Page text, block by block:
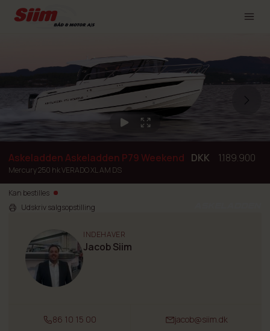
Askeladden Askeladden P79 Weekend
Mercury 250 hk VERADO XL AM DS
DKK 1.189.900
Kan bestilles
Udskriv salgsopstilling
INDEHAVER
Jacob Siim
86 10 15 00 jacob@siim.dk